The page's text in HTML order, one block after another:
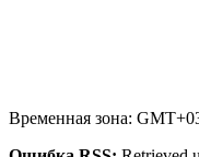
Временная зона: